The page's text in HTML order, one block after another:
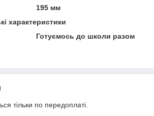
195 мм
характеристики
Готуємось до школи разом
тільки по передоплаті.